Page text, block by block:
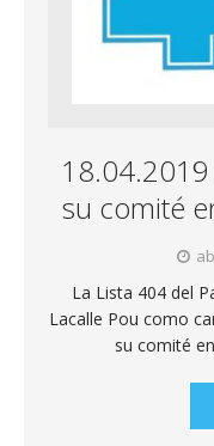
su comité
La Lista 404 del
Lacalle Pou como
su comité